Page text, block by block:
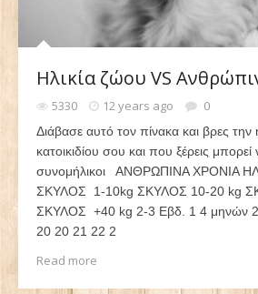
Ηλικία ζώου VS
5330 12 years ago 0
Διάβασε αυτό τον πίνακα και βρες την
κατοικιδίου σου και που ξέρεις μπορεί
συνομήλικοι ΑΝΘΡΩΠΙΝΑ ΧΡΟΝΙΑ
ΣΚΥΛΟΣ 1-10kg ΣΚΥΛΟΣ 10-20 kg
ΣΚΥΛΟΣ +40 kg 2-3 Εβδ. 1 4 μηνών
20 20 21 22 2
Read more